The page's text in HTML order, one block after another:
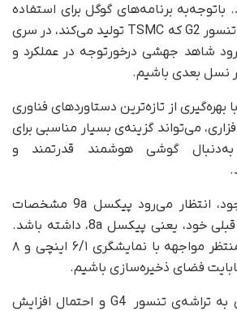
برنامه‌های گوگل برای استفاده
از پردازنده‌ی سفارشی تنسور G2 که TSMC تولید می‌کند، در سری
می‌رود شاهد جهشی درخورتوجه در عملکرد و
نسل بعدی باشیم.
بااین‌حال، پیکسل 9a با بهره‌گیری از تازه‌ترین دستاوردهای فناوری
می‌تواند گزینه‌ی بسیار مناسبی برای
به‌دنبال گوشی هوشمند قدرتمند و
بر‌اساس اطلاعات موجود، انتظار می‌رود پیکسل 9a مشخصات
فنی مشابهی با نسل قبلی خود، یعنی پیکسل 8a، داشته باشد.
این یعنی می‌توانیم منتظر مواجهه با نمایشگری ۶/۱ اینچی و ۸
بااین‌حال، به‌روزرسانی به تراشه‌ی تنسور G4 و احتمال افزایش